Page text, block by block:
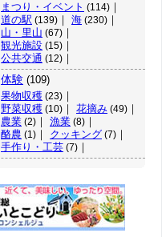
まつり・イベント (114) ｜
道の駅 (139) ｜ 海 (230) ｜
山・里山 (67) ｜
観光施設 (15) ｜
公共交通 (12) ｜
体験 (109)
果物収穫 (23) ｜
野菜収穫 (10) ｜ 花摘み (49) ｜
農業 (2) ｜ 漁業 (8) ｜
酪農 (1) ｜ クッキング (7) ｜
手作り・工芸 (7) ｜